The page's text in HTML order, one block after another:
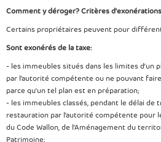
Comment y déroger? Critères d'exonérations
Certains propriétaires peuvent pour
Sont exonérés de la taxe:
- les immeubles situés dans les limites d’un
par l’autorité compétente ou ne pouvant
parce qu’un tel plan est en préparation;
- les immeubles classés, pendant le délai
restauration par l’autorité compétente pour
du Code Wallon, de l’Aménagement du